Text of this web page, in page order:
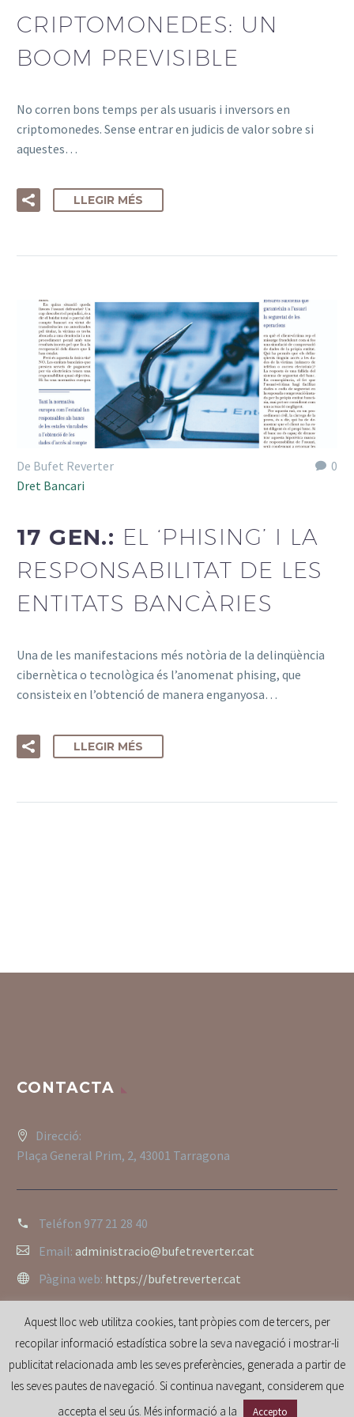
CRIPTOMONEDES: UN
BOOM PREVISIBLE
No corren bons temps per als usuaris i inversors en
criptomonedes. Sense entrar en judicis de valor sobre si
aquestes…
LLEGIR MÉS
0
De Bufet Reverter
Dret Bancari
17 GEN.: EL ‘PHISING’ I LA
RESPONSABILITAT DE LES
ENTITATS BANCÀRIES
Una de les manifestacions més notòria de la delinqüència
cibernètica o tecnològica és l’anomenat phising, que
consisteix en l’obtenció de manera enganyosa…
LLEGIR MÉS
CONTACTA
Direcció:
Plaça General Prim, 2, 43001 Tarragona
Teléfon 977 21 28 40
Email: administracio@bufetreverter.cat
Pàgina web: https://bufetreverter.cat
Aquest lloc web utilitza cookies, tant pròpies com de tercers, per
recopilar informació estadística sobre la seva navegació i mostrar-li
publicitat relacionada amb les seves preferències, generada a partir de
les seves pautes de navegació. Si continua navegant, considerem que
accepta el seu ús. Més informació a la
Accepto